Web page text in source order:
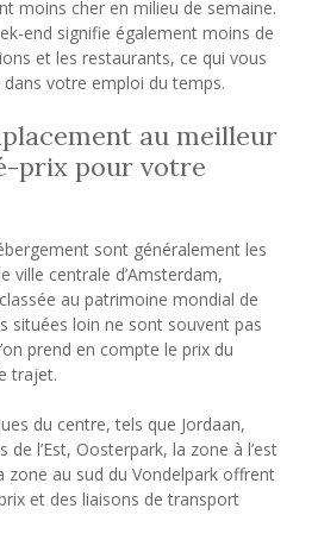
moins cher en milieu de semaine.
end signifie également moins de
et les restaurants, ce qui vous
votre emploi du temps.
au meilleur
prix pour votre
sont généralement les
ville centrale d’Amsterdam,
au patrimoine mondial de
situées loin ne sont souvent pas
prend en compte le prix du
trajet.
du centre, tels que Jordaan,
de l’Est, Oosterpark, la zone à l’est
zone au sud du Vondelpark offrent
et des liaisons de transport